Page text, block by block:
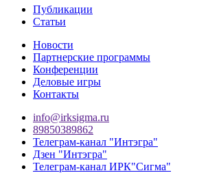
Публикации
Статьи
Новости
Партнерские программы
Конференции
Деловые игры
Контакты
info@irksigma.ru
89850389862
Телеграм-канал "Интэгра"
Дзен "Интэгра"
Телеграм-канал ИРК"Сигма"